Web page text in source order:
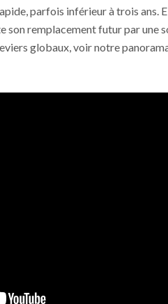
parfois inférieur à trois ans.
son remplacement futur par une
globaux, voir notre